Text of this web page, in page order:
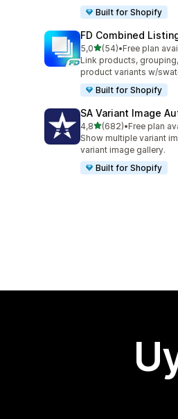
Built for Shopify
FD Combined
5,05 yıldız üzerinden
(54)
toplam 54•Free plan
Link products,
product variants w/
Built for Shopify
SA Variant Image
4,85 yıldız üzerinden
(682)
toplam 682•Free plan
Show multiple variant
variant image gallery.
Built for Shopify